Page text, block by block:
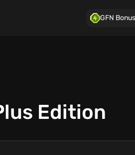
GFN Bonus
Edition